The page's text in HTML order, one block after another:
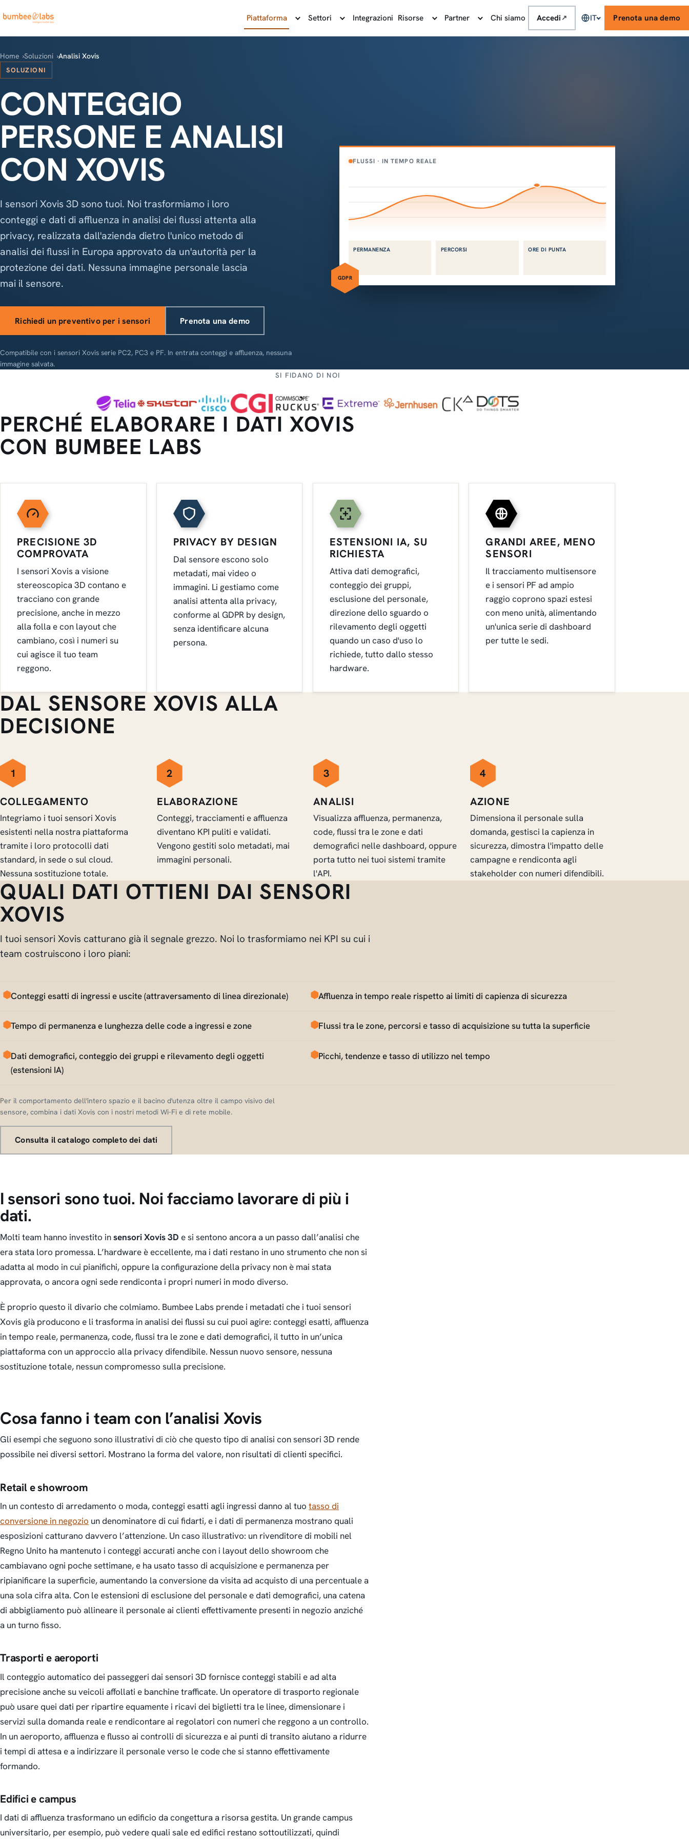
Piattaforma Settori Integrazioni Risorse Partner Chi siamo Accedi ↗ IT Prenota una demo
Home Soluzioni Analisi Xovis
SOLUZIONI
CONTEGGIO
PERSONE E ANALISI
CON XOVIS
I sensori Xovis 3D sono tuoi. Noi trasformiamo i loro
conteggi e dati di affluenza in analisi dei flussi attenta alla
privacy, realizzata dall'azienda dietro l'unico metodo di
analisi dei flussi in Europa approvato da un'autorità per la
protezione dei dati. Nessuna immagine personale lascia
mai il sensore.
Richiedi un preventivo per i sensori Prenota una demo
Compatibile con i sensori Xovis serie PC2, PC3 e PF. In entrata conteggi e affluenza, nessuna
immagine salvata.
FLUSSI · IN TEMPO REALE
PERMANENZA PERCORSI ORE DI PUNTA
GDPR
SI FIDANO DI NOI
PERCHÉ ELABORARE I DATI XOVIS
CON BUMBEE LABS
PRECISIONE 3D
COMPROVATA
I sensori Xovis a visione
stereoscopica 3D contano e
tracciano con grande
precisione, anche in mezzo
alla folla e con layout che
cambiano, così i numeri su
cui agisce il tuo team
reggono.
PRIVACY BY DESIGN
Dal sensore escono solo
metadati, mai video o
immagini. Li gestiamo come
analisi attenta alla privacy,
conforme al GDPR by design,
senza identificare alcuna
persona.
ESTENSIONI IA, SU
RICHIESTA
Attiva dati demografici,
conteggio dei gruppi,
esclusione del personale,
direzione dello sguardo o
rilevamento degli oggetti
quando un caso d'uso lo
richiede, tutto dallo stesso
hardware.
GRANDI AREE, MENO
SENSORI
Il tracciamento multisensore
e i sensori PF ad ampio
raggio coprono spazi estesi
con meno unità, alimentando
un'unica serie di dashboard
per tutte le sedi.
DAL SENSORE XOVIS ALLA
DECISIONE
1
COLLEGAMENTO
Integriamo i tuoi sensori Xovis
esistenti nella nostra piattaforma
tramite i loro protocolli dati
standard, in sede o sul cloud.
Nessuna sostituzione totale.
2
ELABORAZIONE
Conteggi, tracciamenti e affluenza
diventano KPI puliti e validati.
Vengono gestiti solo metadati, mai
immagini personali.
3
ANALISI
Visualizza affluenza, permanenza,
code, flussi tra le zone e dati
demografici nelle dashboard, oppure
porta tutto nei tuoi sistemi tramite
l'API.
4
AZIONE
Dimensiona il personale sulla
domanda, gestisci la capienza in
sicurezza, dimostra l'impatto delle
campagne e rendiconta agli
stakeholder con numeri difendibili.
QUALI DATI OTTIENI DAI SENSORI
XOVIS
I tuoi sensori Xovis catturano già il segnale grezzo. Noi lo trasformiamo nei KPI su cui i
team costruiscono i loro piani:
Conteggi esatti di ingressi e uscite (attraversamento di linea direzionale) Affluenza in tempo reale rispetto ai limiti di capienza di sicurezza
Tempo di permanenza e lunghezza delle code a ingressi e zone Flussi tra le zone, percorsi e tasso di acquisizione su tutta la superficie
Dati demografici, conteggio dei gruppi e rilevamento degli oggetti
(estensioni IA)
Picchi, tendenze e tasso di utilizzo nel tempo
Per il comportamento dell'intero spazio e il bacino d'utenza oltre il campo visivo del
sensore, combina i dati Xovis con i nostri metodi Wi-Fi e di rete mobile.
Consulta il catalogo completo dei dati
I sensori sono tuoi. Noi facciamo lavorare di più i
dati.
Molti team hanno investito insensori Xovis 3D e si sentono ancora a un passo dall’analisi che
era stata loro promessa. L’hardware è eccellente, ma i dati restano in uno strumento che non si
adatta al modo in cui pianifichi, oppure la configurazione della privacy non è mai stata
approvata, o ancora ogni sede rendiconta i propri numeri in modo diverso.
È proprio questo il divario che colmiamo. Bumbee Labs prende i metadati che i tuoi sensori
Xovis già producono e li trasforma in analisi dei flussi su cui puoi agire: conteggi esatti, affluenza
in tempo reale, permanenza, code, flussi tra le zone e dati demografici, il tutto in un’unica
piattaforma con un approccio alla privacy difendibile. Nessun nuovo sensore, nessuna
sostituzione totale, nessun compromesso sulla precisione.
Cosa fanno i team con l’analisi Xovis
Gli esempi che seguono sono illustrativi di ciò che questo tipo di analisi con sensori 3D rende
possibile nei diversi settori. Mostrano la forma del valore, non risultati di clienti specifici.
Retail e showroom
In un contesto di arredamento o moda, conteggi esatti agli ingressi danno al tuo tasso di
conversione in negozio un denominatore di cui fidarti, e i dati di permanenza mostrano quali
esposizioni catturano davvero l’attenzione. Un caso illustrativo: un rivenditore di mobili nel
Regno Unito ha mantenuto i conteggi accurati anche con i layout dello showroom che
cambiavano ogni poche settimane, e ha usato tasso di acquisizione e permanenza per
ripianificare la superficie, aumentando la conversione da visita ad acquisto di una percentuale a
una sola cifra alta. Con le estensioni di esclusione del personale e dati demografici, una catena
di abbigliamento può allineare il personale ai clienti effettivamente presenti in negozio anziché
a un turno fisso.
Trasporti e aeroporti
Il conteggio automatico dei passeggeri dai sensori 3D fornisce conteggi stabili e ad alta
precisione anche su veicoli affollati e banchine trafficate. Un operatore di trasporto regionale
può usare quei dati per ripartire equamente i ricavi dei biglietti tra le linee, dimensionare i
servizi sulla domanda reale e rendicontare ai regolatori con numeri che reggono a un controllo.
In un aeroporto, affluenza e flusso ai controlli di sicurezza e ai punti di transito aiutano a ridurre
i tempi di attesa e a indirizzare il personale verso le code che si stanno effettivamente
formando.
Edifici e campus
I dati di affluenza trasformano un edificio da congettura a risorsa gestita. Un grande campus
universitario, per esempio, può vedere quali sale ed edifici restano sottoutilizzati, quindi